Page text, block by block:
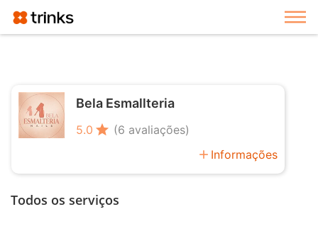
Bela Esmallteria
5.0 star (6 avaliações)
add Informações
Todos os serviços